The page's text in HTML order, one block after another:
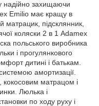
надійно захищаючи
Emilio має кращу в
матрацик, підсклянник,
коляски 2 в 1 Adamex
польського виробника
і прогулянкового
дитині і батькам.
амортизації.
матрацом і
Люлька і
по ходу руху і